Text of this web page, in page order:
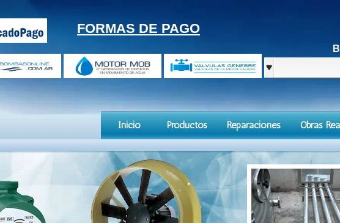
FORMAS DE PAGO
Inicio Productos Reparaciones Obras